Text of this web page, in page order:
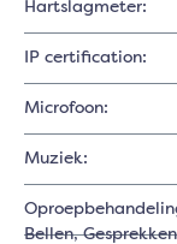
Hartslagmeter:
IP certification:
Microfoon:
Muziek:
Bellen,